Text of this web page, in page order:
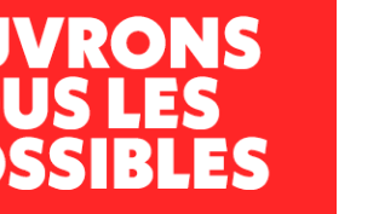
04 68 41 43 04 / 06 73 84 52 18